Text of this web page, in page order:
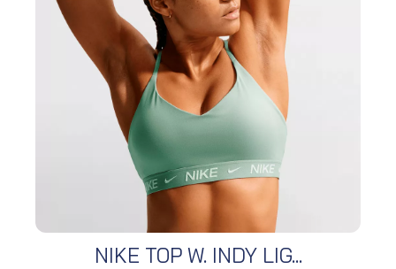
NIKE TOP W. INDY LIG...